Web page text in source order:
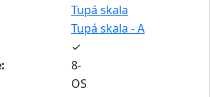
Tupá skala
Tupá skala - A
✓
8-
OS